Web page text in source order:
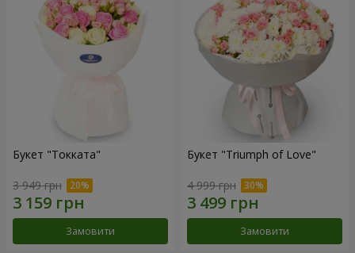
Букет "Токката"
3 949 грн
Замовити
Букет "Triumph of Love"
4 999 грн
Замовити